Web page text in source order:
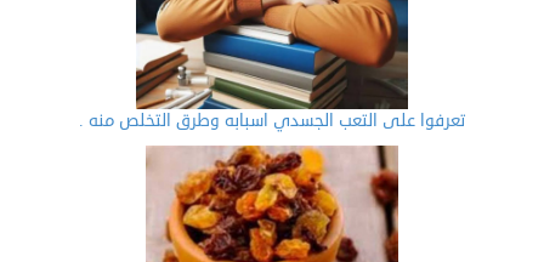
تعرفوا على التعب الجسدي اسبابه وطرق التخلص منه .